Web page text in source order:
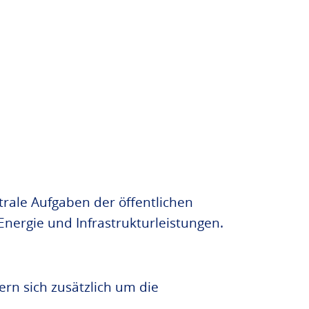
Aufgaben der öffentlichen
und Infrastrukturleistungen.
sich zusätzlich um die